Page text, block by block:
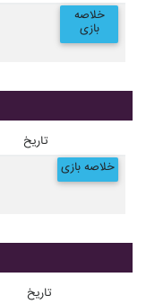
خلاصه
بازی
تاریخ
خلاصه بازی
تاریخ